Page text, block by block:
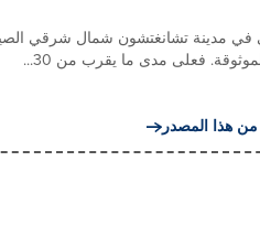
فعلى مدى ما يقرب من 30...
من هذا المصدر